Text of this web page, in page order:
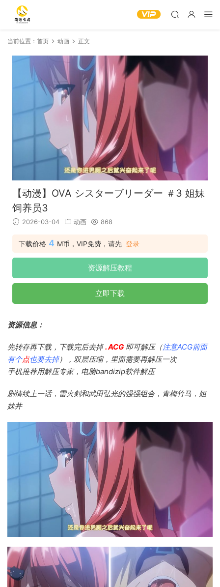
当前位置： 首页 动画 正文
【动漫】OVA シスターブリーダー ＃3 姐妹
饲养员3
2026-03-04 动画 868
下载价格 4 M币，VIP免费，请先 登录
资源解压教程
立即下载
资源信息：
先转存再下载，下载完后去掉. ACG 即可解压（注意ACG前面
有个点也要去掉），双层压缩，里面需要再解压一次
手机推荐用解压专家，电脑bandizip软件解压
剧情续上一话，雷火剣和武田弘光的强强组合，青梅竹马，姐
妹丼